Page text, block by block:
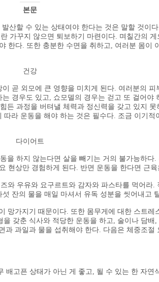
본문
산할 수 있는 상태여야 한다는 것은 말할 것이
가꾸지 않으면 퇴보하기 마련이다. 며칠간의
한다. 또한 충분한 수면을 취하고, 여러분 몸이
건강
곧 외모에 큰 영향을 미치게 된다. 여러분의
경우도 있고, 쇼모델의 경우는 걷고 또 걸어야
과정을 버텨낼 체력과 정신력을 갖고 있지
라 운동을 해야 하는 것은 필수다. 조금 이기
다이어트
하지 않는다면 살을 빼기는 거의 불가능하
현상만 경험하게 된다. 반면 운동을 한다면 근
우유와 요구르트와 감자와 파스타를 먹어라
잔의 물을 매일 마셔서 유독 성분을 씻어내고
가지기 때문이다. 또한 몸무게에 대한 스트
갖춘 식사와 적당한 운동을 하고, 술이나 담배
과일과 물을 섭취해야 한다. 다음은 체중조절
고픈 상태가 아닌 게 좋고, 될 수 있는 한 자연